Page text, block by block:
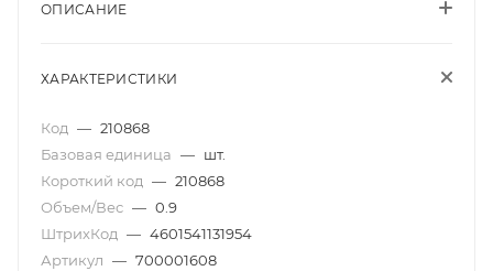
ОПИСАНИЕ
ХАРАКТЕРИСТИКИ
Код — 210868
Базовая единица — шт.
Короткий код — 210868
Объем/Вес — 0.9
ШтрихКод — 4601541131954
Артикул — 700001608